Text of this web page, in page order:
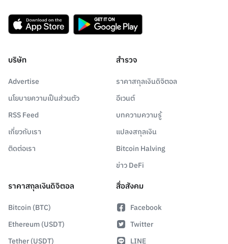
บริษัท
Advertise
นโยบายความเป็นส่วนตัว
RSS Feed
เกี่ยวกับเรา
ติดต่อเรา
สำรวจ
ราคาสกุลเงินดิจิตอล
อีเวนต์
บทความความรู้
แปลงสกุลเงิน
Bitcoin Halving
ข่าว DeFi
ราคาสกุลเงินดิจิตอล
Bitcoin (BTC)
Ethereum (USDT)
Tether (USDT)
สื่อสังคม
Facebook
Twitter
LINE